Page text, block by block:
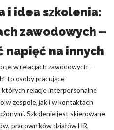
i idea szkolenia:
zawodowych –
napięć na innych
w relacjach zawodowych –
to osoby pracujące
relacje interpersonalne
w zespole, jak i w kontaktach
Szkolenie jest skierowane
pracowników działów HR,